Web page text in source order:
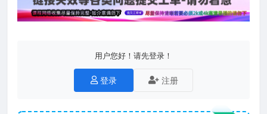
用户您好！请先登录！
登录 注册